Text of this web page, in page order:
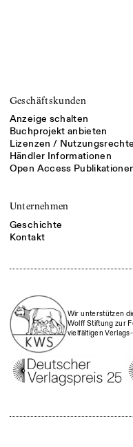
Geschäftskunden
Anzeige schalten
Buchprojekt anbieten
Lizenzen / Nutzungsrechte
Händler Informationen
Open Access
Unternehmen
Geschichte
Kontakt
Wir unterstützen
Wolff Stiftung zur
vielfältigen